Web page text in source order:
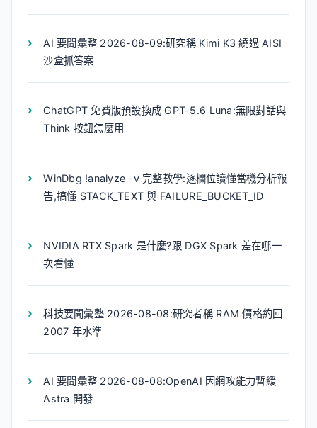
AI 要聞彙整 2026-08-09:研究稱 Kimi K3 繞過 AISI
沙盒抓答案
ChatGPT 免費版預設換成 GPT-5.6 Luna:無限對話與
Think 按鈕怎麼用
WinDbg !analyze -v 完整教學:逐欄位讀懂當機分析報
告,搞懂 STACK_TEXT 與 FAILURE_BUCKET_ID
NVIDIA RTX Spark 是什麼?跟 DGX Spark 差在哪一
次看懂
科技要聞彙整 2026-08-08:研究者稱 RAM 價格約回
2007 年水準
AI 要聞彙整 2026-08-08:OpenAI 因網攻能力暫緩
Astra 開發